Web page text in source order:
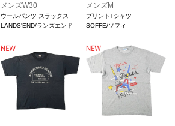
メンズW30
ウールパンツ スラックス
LANDS'END/ランズエンド
メンズM
プリントTシャツ
SOFFE/ソフィ